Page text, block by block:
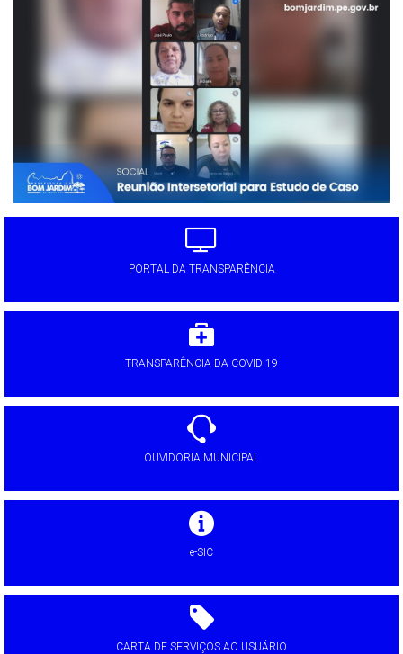
PORTAL DA TRANSPARÊNCIA
TRANSPARÊNCIA DA COVID-19
OUVIDORIA MUNICIPAL
e-SIC
CARTA DE SERVIÇOS AO USUÁRIO